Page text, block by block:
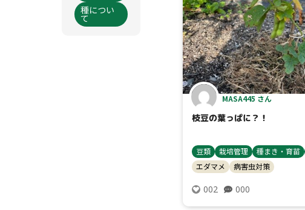
種につい
て
MASA445 さん
枝豆の葉っぱに？！
豆類 栽培管理 種まき・育苗
エダマメ
病害虫対策
002 000